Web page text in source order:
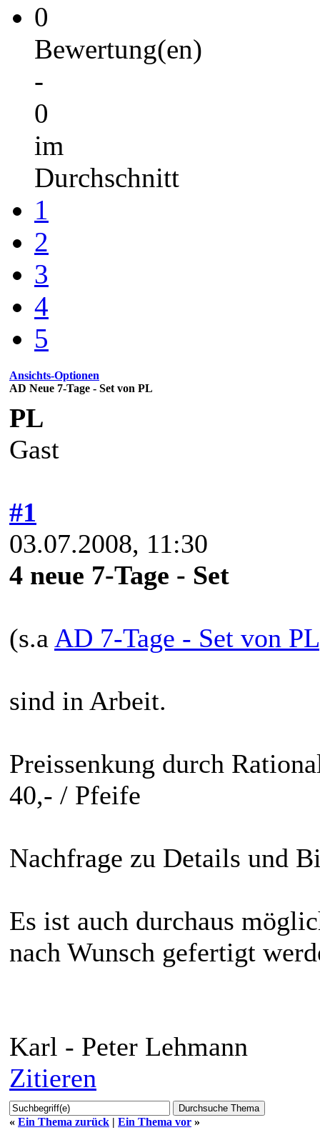
0
Bewertung(en)
-
0
im
Durchschnitt
1
2
3
4
5
Ansichts-Optionen
AD Neue 7-Tage - Set von PL
PL
Gast
#1
03.07.2008, 11:30
4 neue 7-Tage - Set
(s.a AD 7-Tage - Set von PL
sind in Arbeit.
Preissenkung durch
40,- / Pfeife
Nachfrage zu Details und
Es ist auch durchaus
nach Wunsch gefertigt
Karl - Peter Lehmann
Zitieren
« Ein Thema zurück | Ein Thema vor »